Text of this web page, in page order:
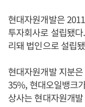
현대자원개발은
투자회사로 설립됐
리돼 법인으로 설립
현대자원개발 지분
35%, 현대오일뱅크
상사는 현대자원개